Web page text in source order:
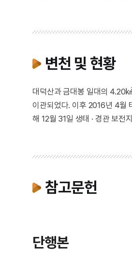
변천 및 현황
대덕산과 금대봉 일대의 4.20
이관되었다. 이후 2016년 4월
해 12월 31일 생태 · 경관 보전
참고문헌
단행본